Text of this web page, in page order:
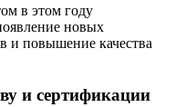
в этом году
новых
и повышение качества
и сертификации